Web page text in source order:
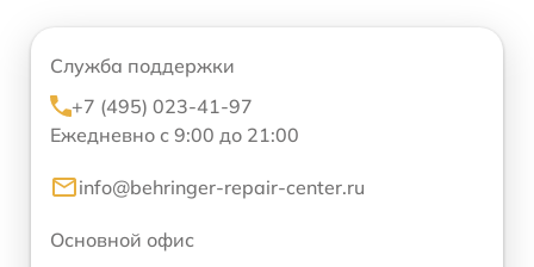
Служба поддержки
+7 (495) 023-41-97
Ежедневно с 9:00 до 21:00
info@behringer-repair-center.ru
Основной офис